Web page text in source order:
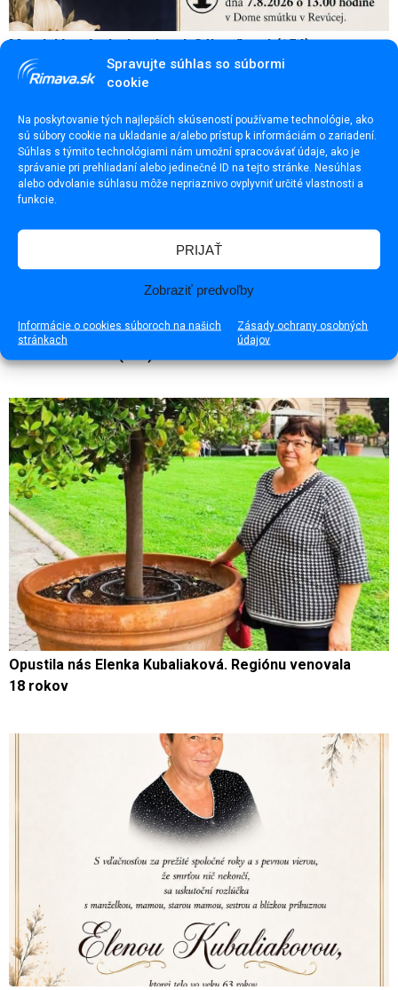
Spravujte súhlas so súbormi
cookie
Na poskytovanie tých najlepších skúseností používame technológie, ako
sú súbory cookie na ukladanie a/alebo prístup k informáciám o zariadení.
Súhlas s týmito technológiami nám umožní spracovávať údaje, ako je
správanie pri prehliadaní alebo jedinečné ID na tejto stránke. Nesúhlas
alebo odvolanie súhlasu môže nepriaznivo ovplyvniť určité vlastnosti a
funkcie.
PRIJAŤ
Zobraziť predvoľby
Informácie o cookies súboroch na našich
stránkach
Zásady ochrany osobných
údajov
Magdaléna Anderková rod. Súkeníková (†54)
Opustila nás Elenka Kubaliaková. Regiónu venovala
18 rokov